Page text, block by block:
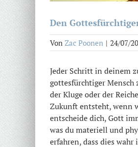
Den
Von Zac Poonen | 24/07/
Jeder Schritt in deinem
gottesfürchtiger Mensch
der Kluge oder der
Zukunft entsteht, wenn
entscheide dich, Gott
was du materiell und
erfahren, dass dies